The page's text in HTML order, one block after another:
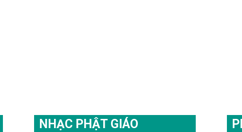
NHẠC PHẬT GIÁO